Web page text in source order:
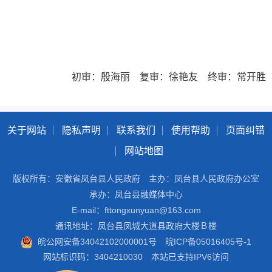
初审：殷海丽 复审：徐艳友 终审：常开胜
关于网站 隐私声明 联系我们 使用帮助
页面纠错
网站地图
版权所有：安徽省凤台县人民政府
主办：凤台县人民政府办公室
承办：凤台县融媒体中心
E-mail：fttongxunyuan@163.com
通讯地址：凤台县凤城大道县政府大楼Ｂ楼
皖公网安备34042102000001号
皖ICP备05016405号-1
网站标识码：3404210030
本站已支持IPV6访问